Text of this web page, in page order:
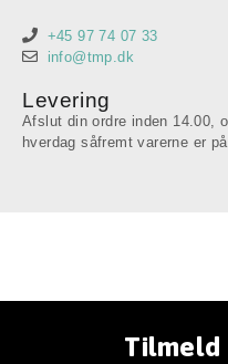
+45 97 74 07 33
info@tmp.dk
Levering
Afslut din ordre inden 14.00,
hverdag såfremt varerne er på
Tilmeld